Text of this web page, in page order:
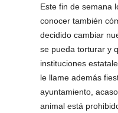
Este fin de semana
conocer también
decidido cambiar
se pueda torturar y
instituciones
le llame además
ayuntamiento,
animal está